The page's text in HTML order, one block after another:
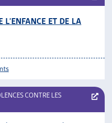
L’ENFANCE ET DE LA
CONTRE LES